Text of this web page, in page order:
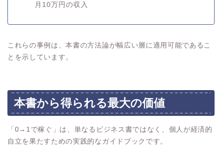
月10万円の収入
これらの事例は、本書の方法論が幅広い層に適用可能であるこ
とを示しています。
本書から得られる最大の価値
「0→1で稼ぐ」は、単なるビジネス書ではなく、個人が経済的
自立を果たすための実践的なガイドブックです。